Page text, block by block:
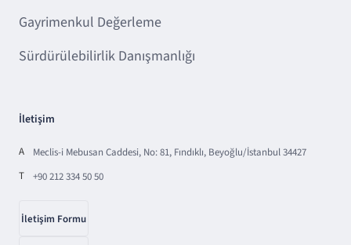
Gayrimenkul Değerleme
Sürdürülebilirlik Danışmanlığı
İletişim
A
Meclis-i Mebusan Caddesi, No: 81, Fındıklı, Beyoğlu/İstanbul 34427
T
+90 212 334 50 50
İletişim Formu